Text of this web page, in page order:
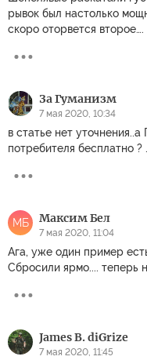
рывок был настолько
скоро оторвется второе….
За Гуманизм
7 мая 2020, 10:34
в статье нет уточнения..а
потребителя бесплатно
МБ Максим Бел
7 мая 2020, 11:04
Ага, уже один пример
Сбросили ярмо.... теперь
James B. diGrize
7 мая 2020, 11:45